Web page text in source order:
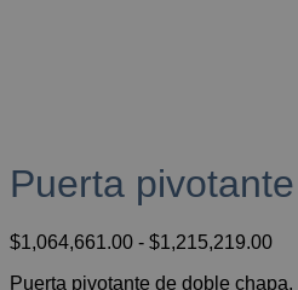
Puerta
$1,064,661.00 - $1,215,219.00
Puerta pivotante de doble